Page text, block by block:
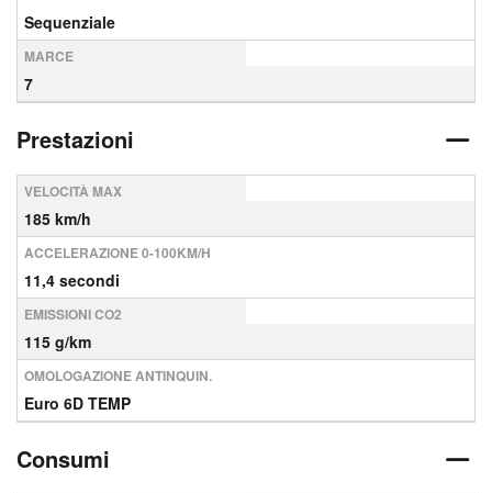
Sequenziale
MARCE
7
Prestazioni
VELOCITÀ MAX
185 km/h
ACCELERAZIONE 0-100KM/H
11,4 secondi
EMISSIONI CO2
115 g/km
OMOLOGAZIONE ANTINQUIN.
Euro 6D TEMP
Consumi